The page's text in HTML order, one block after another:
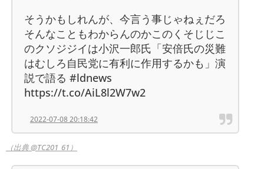
そうかもしれんが、今言う事じゃねぇだろ
そんなこともわからんのかこのくそじじこ
のクソジジイは小沢一郎氏「安倍氏の災難
はむしろ自民党に有利に作用するかも」演
説で語る #ldnews
https://t.co/AiL8l2W7w2
2022-07-08 20:18:42
（出典 @TC201_61）